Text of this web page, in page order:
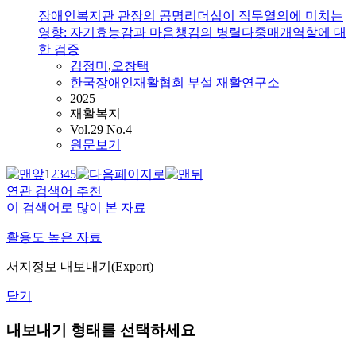
장애인복지관 관장의 공명리더십이 직무열의에 미치는
영향: 자기효능감과 마음챙김의 병렬다중매개역할에 대
한 검증
김정미 ,오창택
한국장애인재활협회 부설 재활연구소
2025
재활복지
Vol.29 No.4
원문보기
12345
연관 검색어 추천
이 검색어로 많이 본 자료
활용도 높은 자료
서지정보 내보내기(Export)
닫기
내보내기 형태를 선택하세요